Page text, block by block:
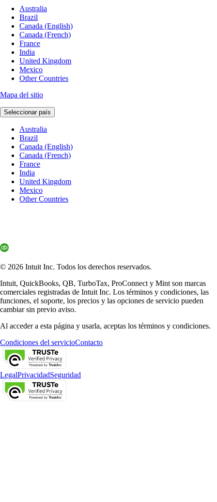
Australia
Brazil
Canada (English)
Canada (French)
France
India
United Kingdom
Mexico
Other Countries
Mapa del sitio
Seleccionar país
Australia
Brazil
Canada (English)
Canada (French)
France
India
United Kingdom
Mexico
Other Countries
© 2026 Intuit Inc. Todos los derechos reservados.
Intuit, QuickBooks, QB, TurboTax, ProConnect y Mint son marcas
comerciales registradas de Intuit Inc. Los términos y condiciones, las
funciones, el soporte, los precios y las opciones de servicio pueden
cambiar sin previo aviso.
Al acceder a esta página y usarla, aceptas los términos y condiciones.
Condiciones del servicioContacto
LegalPrivacidadSeguridad